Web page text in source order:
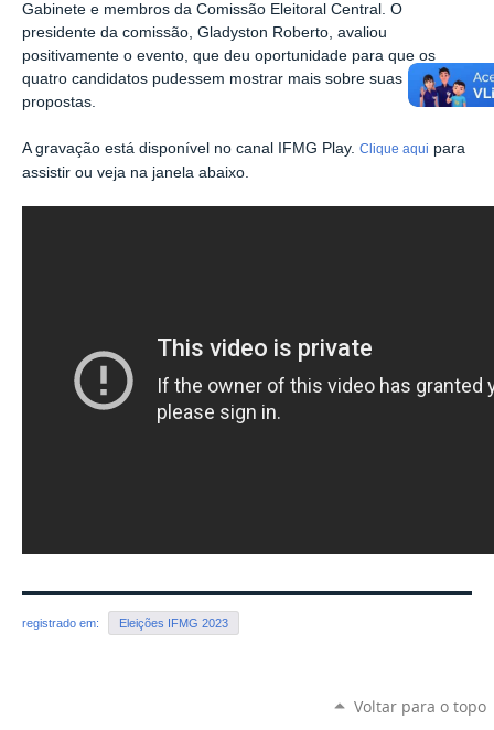
Gabinete e membros da Comissão Eleitoral Central. O
presidente da comissão, Gladyston Roberto, avaliou
positivamente o evento, que deu oportunidade para que os
quatro candidatos pudessem mostrar mais sobre suas
propostas.
A gravação está disponível no canal IFMG Play. Clique aqui para
assistir ou veja na janela abaixo.
registrado em: Eleições IFMG 2023
Voltar para o topo